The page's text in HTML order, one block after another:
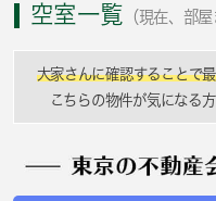
空室一覧 （現在、部
大家さんに確認することで
こちらの物件が気になる